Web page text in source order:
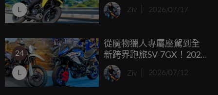
L
Strom 250 2026年式68.5萬
日圓登場
Ziv 2026/07/17
24
L
從魔物獵人專屬座駕到全
新跨界跑旅SV-7GX！2026
國際重型機車展SUZUKI展
區亮點解析
Ziv 2026/07/12